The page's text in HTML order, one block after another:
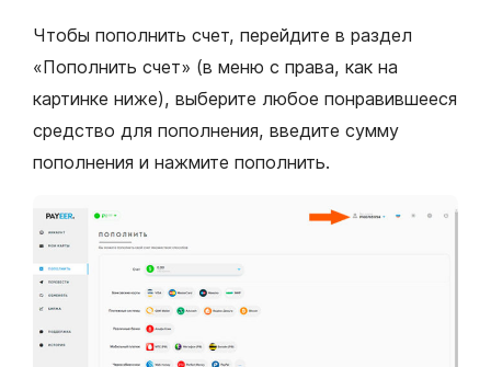
Чтобы пополнить счет, перейдите в раздел
«Пополнить счет» (в меню с права, как на
картинке ниже), выберите любое понравившееся
средство для пополнения, введите сумму
пополнения и нажмите пополнить.